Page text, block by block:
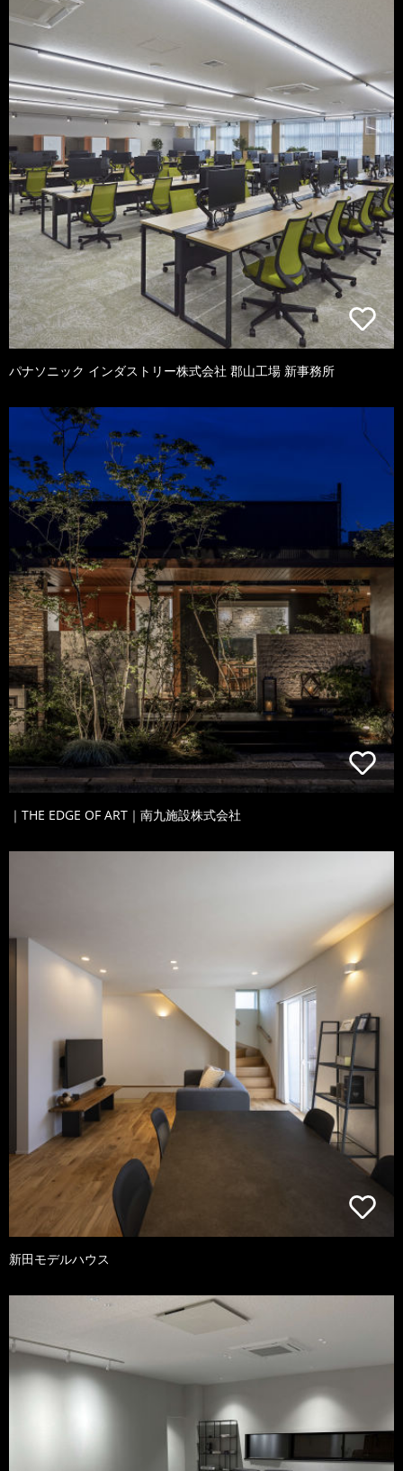
パナソニック インダストリー株式会社 郡山工場 新事務所
｜THE EDGE OF ART｜南九施設株式会社
新田モデルハウス